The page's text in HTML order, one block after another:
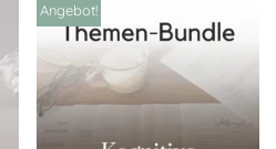
Angebot!